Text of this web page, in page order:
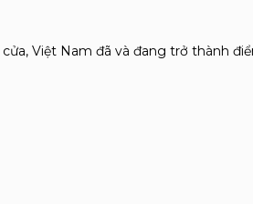
Việt Nam đã và đang trở thành